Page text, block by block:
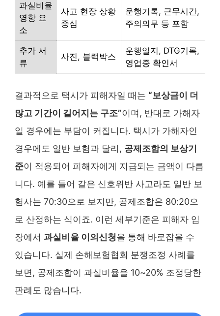
과실비율
영향 요
소
사고 현장 상황
중심
운행기록, 근무시간,
주의의무 등 포함
추가 서
류
사진, 블랙박스
운행일지, DTG기록,
영업중 확인서
결과적으로 택시가 피해자일 때는 “보상금이 더
많고 기간이 길어지는 구조”이며, 반대로 가해자
일 경우에는 부담이 커집니다. 택시가 가해자인
경우에도 일반 보험과 달리, 공제조합의 보상기
준이 적용되어 피해자에게 지급되는 금액이 다릅
니다. 예를 들어 같은 신호위반 사고라도 일반 보
험사는 70:30으로 보지만, 공제조합은 80:20으
로 산정하는 식이죠. 이런 세부기준은 피해자 입
장에서 과실비율 이의신청을 통해 바로잡을 수
있습니다. 실제 손해보험협회 분쟁조정 사례를
보면, 공제조합이 과실비율을 10~20% 조정당한
판례도 많습니다.